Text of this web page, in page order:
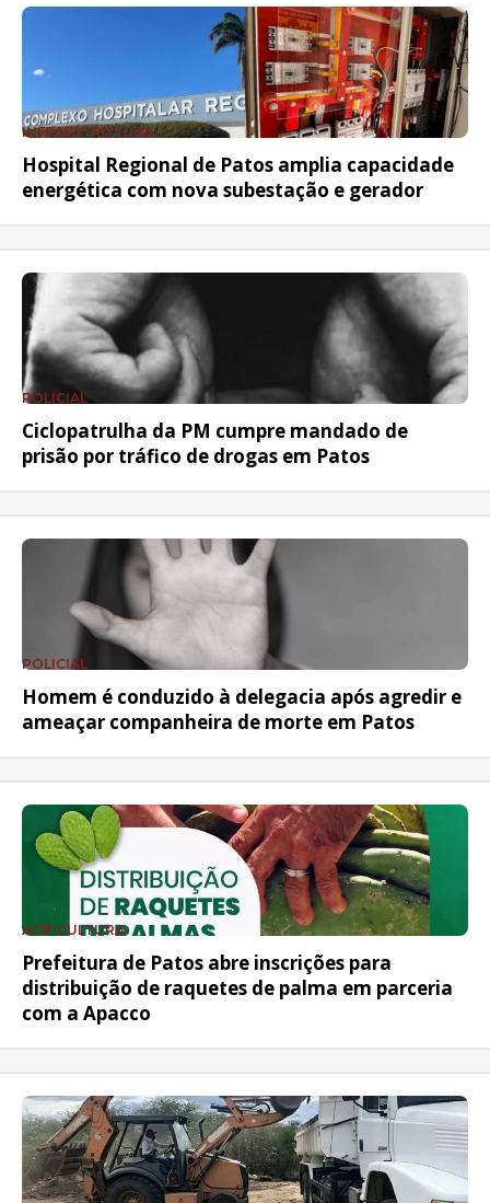
INFRAESTRUTURA
Hospital Regional de Patos amplia capacidade
energética com nova subestação e gerador
POLICIAL
Ciclopatrulha da PM cumpre mandado de
prisão por tráfico de drogas em Patos
POLICIAL
Homem é conduzido à delegacia após agredir e
ameaçar companheira de morte em Patos
AGRICULTURA
Prefeitura de Patos abre inscrições para
distribuição de raquetes de palma em parceria
com a Apacco